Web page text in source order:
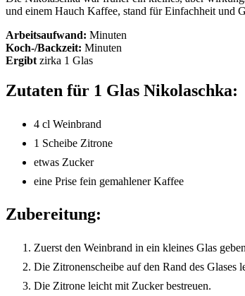
und einem Hauch Kaffee, stand für Einfachheit und
Arbeitsaufwand: Minuten
Koch-/Backzeit: Minuten
Ergibt zirka 1 Glas
Zutaten für 1 Glas Nikolaschka:
4 cl Weinbrand
1 Scheibe Zitrone
etwas Zucker
eine Prise fein gemahlener Kaffee
Zubereitung:
Zuerst den Weinbrand in ein kleines Glas
Die Zitronenscheibe auf den Rand des Glases
Die Zitrone leicht mit Zucker bestreuen.